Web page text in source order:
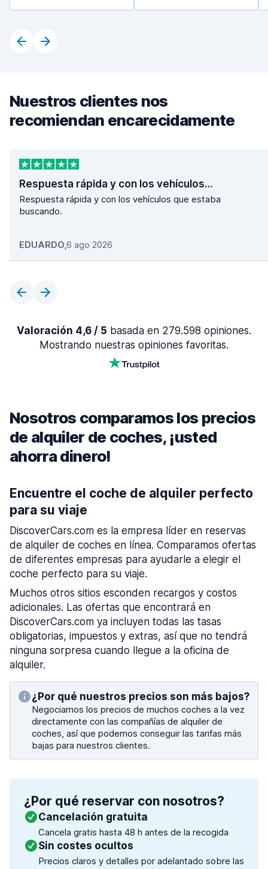
Nuestros clientes nos
recomiendan encarecidamente
Respuesta rápida y con los vehículos…
Respuesta rápida y con los vehículos que estaba
buscando.
EDUARDO,6 ago 2026
Valoración 4,6 / 5 basada en 279.598 opiniones.
Mostrando nuestras opiniones favoritas.
Nosotros comparamos los precios
de alquiler de coches, ¡usted
ahorra dinero!
Encuentre el coche de alquiler perfecto
para su viaje
DiscoverCars.com es la empresa líder en reservas
de alquiler de coches en línea. Comparamos ofertas
de diferentes empresas para ayudarle a elegir el
coche perfecto para su viaje.
Muchos otros sitios esconden recargos y costos
adicionales. Las ofertas que encontrará en
DiscoverCars.com ya incluyen todas las tasas
obligatorias, impuestos y extras, así que no tendrá
ninguna sorpresa cuando llegue a la oficina de
alquiler.
¿Por qué nuestros precios son más bajos?
Negociamos los precios de muchos coches a la vez
directamente con las compañías de alquiler de
coches, así que podemos conseguir las tarifas más
bajas para nuestros clientes.
¿Por qué reservar con nosotros?
Cancelación gratuita
Cancela gratis hasta 48 h antes de la recogida
Sin costes ocultos
Precios claros y detalles por adelantado sobre las